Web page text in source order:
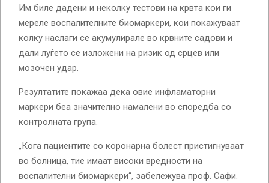
Им биле дадени и неколку тестови на крвта кои ги
мереле воспалителните биомаркери, кои покажуваат
колку наслаги се акумулирале во крвните садови и
дали луѓето се изложени на ризик од срцев или
мозочен удар.
Резултатите покажаа дека овие инфламаторни
маркери беа значително намалени во споредба со
контролната група.
„Кога пациентите со коронарна болест пристигнуваат
во болница, тие имаат високи вредности на
воспалителни биомаркери“, забележува проф. Сафи.